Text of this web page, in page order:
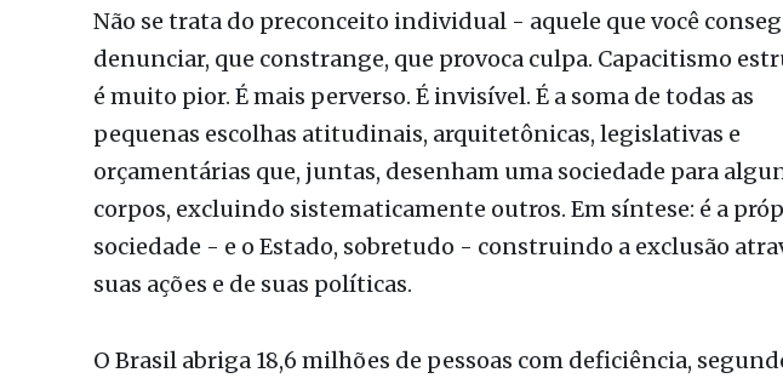
é muito pior. É mais perverso. É invisível. É a soma de todas as
pequenas escolhas atitudinais, arquitetônicas, legislativas e
orçamentárias que, juntas, desenham uma sociedade para alguns
corpos, excluindo sistematicamente outros. Em síntese: é a
sociedade - e o Estado, sobretudo - construindo a exclusão
suas ações e de suas políticas.
O Brasil abriga 18,6 milhões de pessoas com deficiência, segundo
onde elas estão e, mais importante, onde estão ausentes.